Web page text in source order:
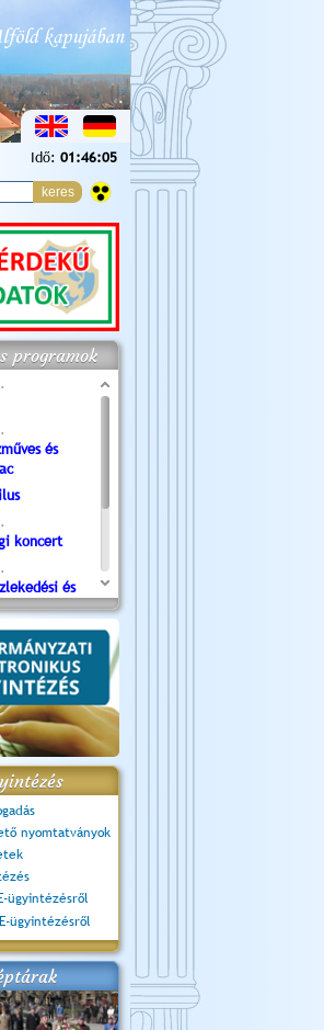
Idő: 01:46:06
programok
és
koncert
és
kiállítás
Ünnepe
nyomtatványok
ügyintézésről
ügyintézésről